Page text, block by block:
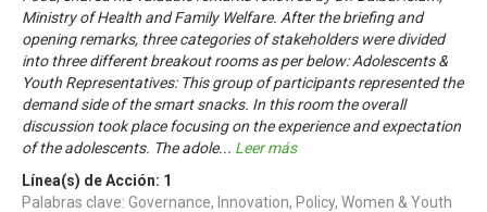
Ministry of Health and Family Welfare. After the briefing and
opening remarks, three categories of stakeholders were divided
into three different breakout rooms as per below: Adolescents &
Youth Representatives: This group of participants represented the
demand side of the smart snacks. In this room the overall
discussion took place focusing on the experience and expectation
of the adolescents. The adole... Leer más
Línea(s) de Acción: 1
Palabras clave: Governance, Innovation, Policy, Women & Youth